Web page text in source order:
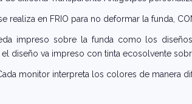
realiza en FRIO para no deformar la funda,
impreso sobre la funda como los
diseño va impreso con tinta ecosolvente
Cada monitor interpreta los colores de